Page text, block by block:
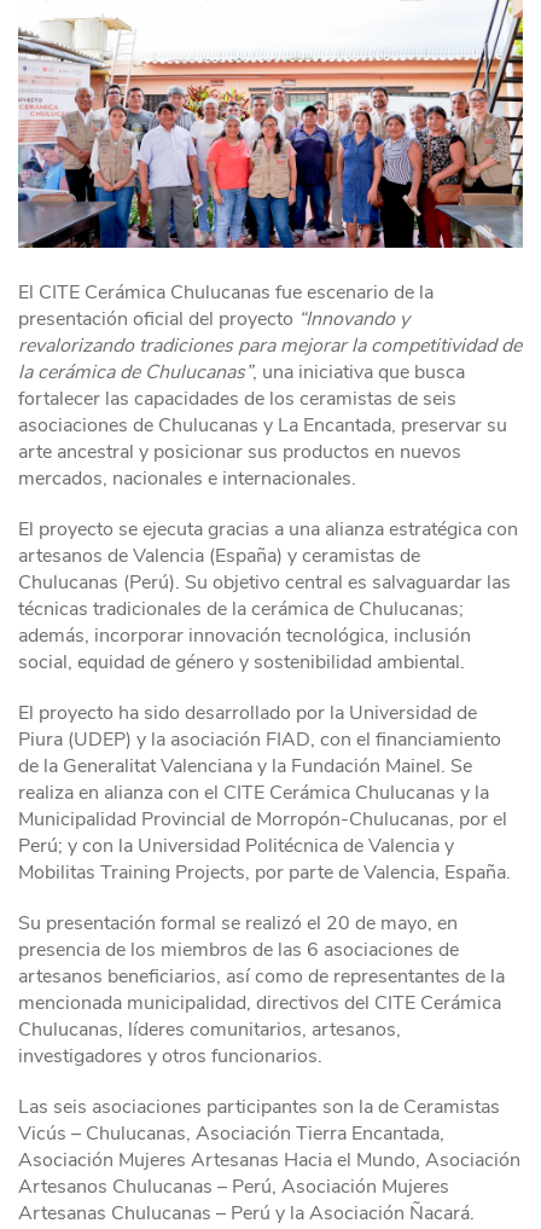
El CITE Cerámica Chulucanas fue escenario de la
presentación oficial del proyecto “Innovando y
revalorizando tradiciones para mejorar la competitividad de
la cerámica de Chulucanas”, una iniciativa que busca
fortalecer las capacidades de los ceramistas de seis
asociaciones de Chulucanas y La Encantada, preservar su
arte ancestral y posicionar sus productos en nuevos
mercados, nacionales e internacionales.
El proyecto se ejecuta gracias a una alianza estratégica con
artesanos de Valencia (España) y ceramistas de
Chulucanas (Perú). Su objetivo central es salvaguardar las
técnicas tradicionales de la cerámica de Chulucanas;
además, incorporar innovación tecnológica, inclusión
social, equidad de género y sostenibilidad ambiental.
El proyecto ha sido desarrollado por la Universidad de
Piura (UDEP) y la asociación FIAD, con el financiamiento
de la Generalitat Valenciana y la Fundación Mainel. Se
realiza en alianza con el CITE Cerámica Chulucanas y la
Municipalidad Provincial de Morropón-Chulucanas, por el
Perú; y con la Universidad Politécnica de Valencia y
Mobilitas Training Projects, por parte de Valencia, España.
Su presentación formal se realizó el 20 de mayo, en
presencia de los miembros de las 6 asociaciones de
artesanos beneficiarios, así como de representantes de la
mencionada municipalidad, directivos del CITE Cerámica
Chulucanas, líderes comunitarios, artesanos,
investigadores y otros funcionarios.
Las seis asociaciones participantes son la de Ceramistas
Vicús – Chulucanas, Asociación Tierra Encantada,
Asociación Mujeres Artesanas Hacia el Mundo, Asociación
Artesanos Chulucanas – Perú, Asociación Mujeres
Artesanas Chulucanas – Perú y la Asociación Ñacará.